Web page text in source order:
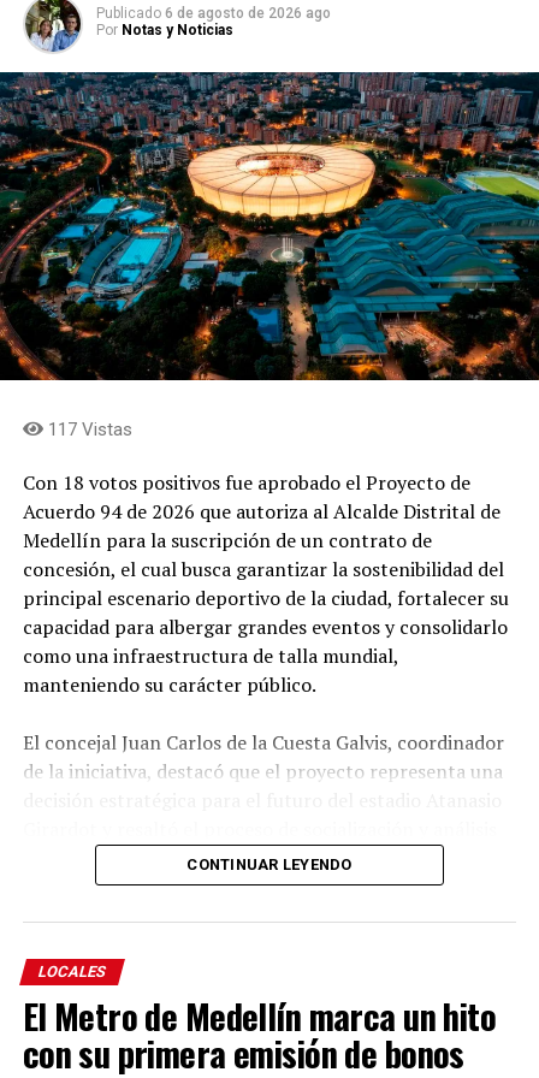
Publicado 6 de agosto de 2026 ago
Por Notas y Noticias
117 Vistas
Con 18 votos positivos fue aprobado el Proyecto de
Acuerdo 94 de 2026 que autoriza al Alcalde Distrital de
Medellín para la suscripción de un contrato de
concesión, el cual busca garantizar la sostenibilidad del
principal escenario deportivo de la ciudad, fortalecer su
capacidad para albergar grandes eventos y consolidarlo
como una infraestructura de talla mundial,
manteniendo su carácter público.
El concejal Juan Carlos de la Cuesta Galvis, coordinador
de la iniciativa, destacó que el proyecto representa una
adelantado por el Concejo durante su estudio.
Explicó que el objetivo es autorizar al Alcalde para
modernizar, financiar, construir, operar, mantener y
aprovechar comercialmente el escenario deportivo,
garantizando que la infraestructura continúe siendo de
propiedad pública y se revierta al Distrito al finalizar la
CONTINUAR LEYENDO
LOCALES
El Metro de Medellín marca un hito
con su primera emisión de bonos